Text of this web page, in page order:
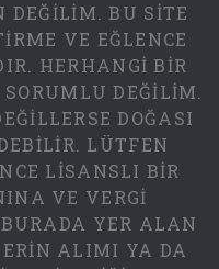
DEĞILIM. BU SITE
VE EĞLENCE
HERHANGI BIR
DEĞILIM.
DOĞASI
LÜTFEN
LISANSLI BIR
VE VERGI
YER ALAN
ALIMI YA DA